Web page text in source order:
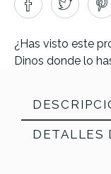
¿Has visto este
Dinos donde lo
DETALLES